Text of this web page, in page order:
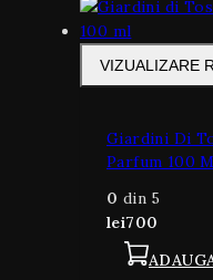
VIZUALIZARE
Giardini Di
Parfum 100
0 din 5
lei700